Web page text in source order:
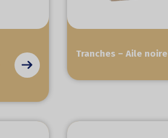
Tranches – Aile noire